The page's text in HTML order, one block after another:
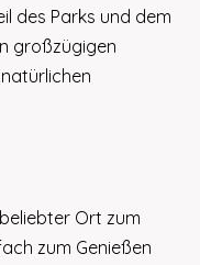
des Parks und dem
großzügigen
Ort zum
zum Genießen